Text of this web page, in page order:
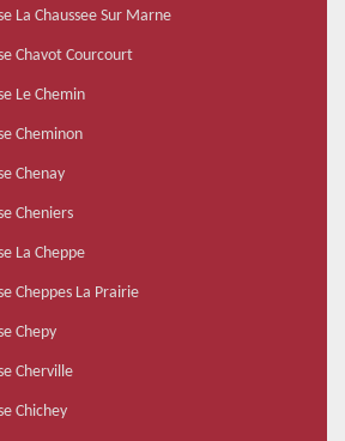
La Chaussee Sur Marne
Chavot Courcourt
Le Chemin
Cheminon
Chenay
Cheniers
La Cheppe
Cheppes La Prairie
Chepy
Cherville
Chichey